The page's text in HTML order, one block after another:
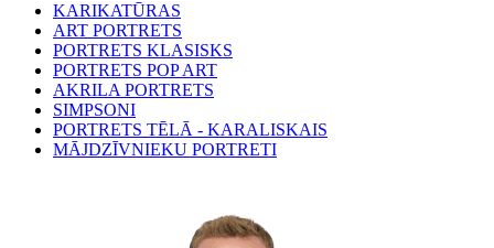
KARIKATŪRAS
ART PORTRETS
PORTRETS KLASISKS
PORTRETS POP ART
AKRILA PORTRETS
SIMPSONI
PORTRETS TĒLĀ - KARALISKAIS
MĀJDZĪVNIEKU PORTRETI